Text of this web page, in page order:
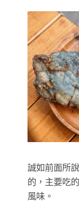
誠如前面所
的，主要吃
風味。